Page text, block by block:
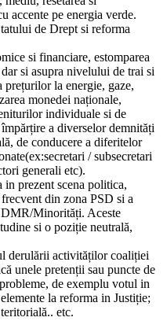
accente pe energia verde.
de Drept si reforma
si financiare, estomparea
si asupra nivelului de trai si
prețurilor la energie, gaze,
monedei naționale,
individuale si de
a diverselor demnități
de conducere a diferitelor
/ subsecretari
generali etc).
in prezent scena politica,
din zona PSD si a
Minorități. Aceste
si o poziție neutrală,
derulării activităților coaliției
unele pretenții sau puncte de
de exemplu votul in
la reforma in Justiție;
etc.